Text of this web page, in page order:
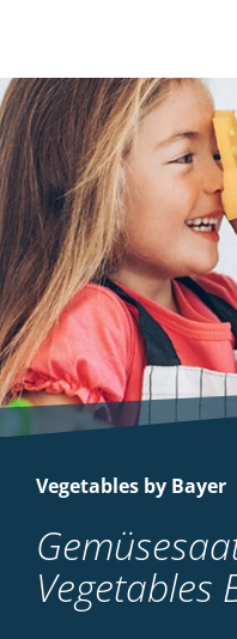
Vegetables by Bayer
Vegetables